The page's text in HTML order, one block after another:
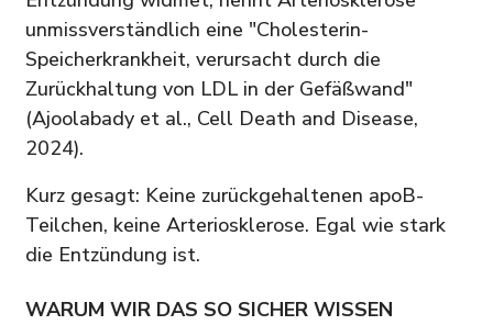
unmissverständlich eine "Cholesterin-
Speicherkrankheit, verursacht durch die
Zurückhaltung von LDL in der Gefäßwand"
(Ajoolabady et al., Cell Death and Disease,
2024).
Kurz gesagt: Keine zurückgehaltenen apoB-
Teilchen, keine Arteriosklerose. Egal wie stark
die Entzündung ist.
WARUM WIR DAS SO SICHER WISSEN